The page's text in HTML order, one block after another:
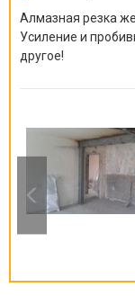
Алмазная резка
Усиление и
другое!